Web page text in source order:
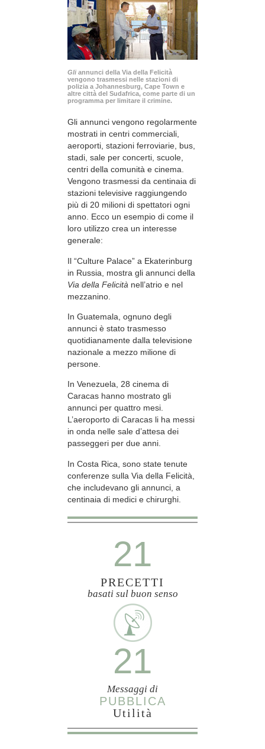
Gli annunci della Via della Felicità
vengono trasmessi nelle stazioni di
polizia a Johannesburg, Cape Town e
altre città del Sudafrica, come parte di un
programma per limitare il crimine.
Gli annunci vengono regolarmente
mostrati in centri commerciali,
aeroporti, stazioni ferroviarie, bus,
stadi, sale per concerti, scuole,
centri della comunità e cinema.
Vengono trasmessi da centinaia di
stazioni televisive raggiungendo
più di 20 milioni di spettatori ogni
anno. Ecco un esempio di come il
loro utilizzo crea un interesse
generale:
Il “Culture Palace” a Ekaterinburg
in Russia, mostra gli annunci della
Via della Felicità nell’atrio e nel
mezzanino.
In Guatemala, ognuno degli
annunci è stato trasmesso
quotidianamente dalla televisione
nazionale a mezzo milione di
persone.
In Venezuela, 28 cinema di
Caracas hanno mostrato gli
annunci per quattro mesi.
L’aeroporto di Caracas li ha messi
in onda nelle sale d’attesa dei
passeggeri per due anni.
In Costa Rica, sono state tenute
conferenze sulla Via della Felicità,
che includevano gli annunci, a
centinaia di medici e chirurghi.
21
PRECETTI
basati sul buon senso
21
Messaggi di
PUBBLICA
Utilità